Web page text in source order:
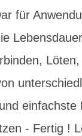
für
- Fertig !